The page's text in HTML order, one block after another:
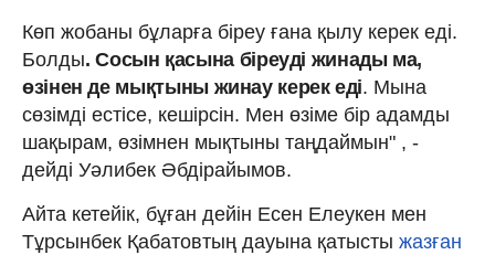
Көп жобаны бұларға біреу ғана қылу керек еді.
Болды. Сосын қасына біреуді жинады ма,
өзінен де мықтыны жинау керек еді. Мына
сөзімді естісе, кешірсін. Мен өзіме бір адамды
шақырам, өзімнен мықтыны таңдаймын" , -
дейді Уәлибек Әбдірайымов.
Айта кетейік, бұған дейін Есен Елеукен мен
Тұрсынбек Қабатовтың дауына қатысты жазған